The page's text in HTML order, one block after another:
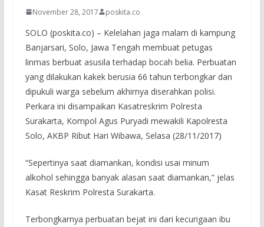
November 28, 2017 poskita.co
SOLO (poskita.co) – Kelelahan jaga malam di kampung
Banjarsari, Solo, Jawa Tengah membuat petugas
linmas berbuat asusila terhadap bocah belia. Perbuatan
yang dilakukan kakek berusia 66 tahun terbongkar dan
dipukuli warga sebelum akhirnya diserahkan polisi.
Perkara ini disampaikan Kasatreskrim Polresta
Surakarta, Kompol Agus Puryadi mewakili Kapolresta
Solo, AKBP Ribut Hari Wibawa, Selasa (28/11/2017)
“Sepertinya saat diamankan, kondisi usai minum
alkohol sehingga banyak alasan saat diamankan,” jelas
Kasat Reskrim Polresta Surakarta.
Terbongkarnya perbuatan bejat ini dari kecurigaan ibu